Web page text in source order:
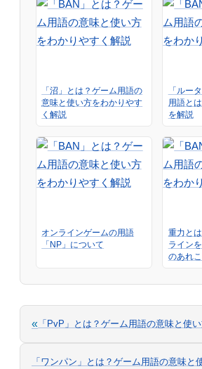
「沼」とは？ゲーム用語の
意味と使い方をわかりやす
く解説
「ルー
用語と
を解説
オンラインゲームの用語
「NP」について
重力と
ライン
のあれ
«